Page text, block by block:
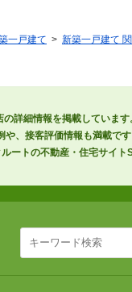
一戸建て 新築一戸建て
詳細情報を掲載していま
、接客評価情報も満載で
ートの不動産・住宅サイト